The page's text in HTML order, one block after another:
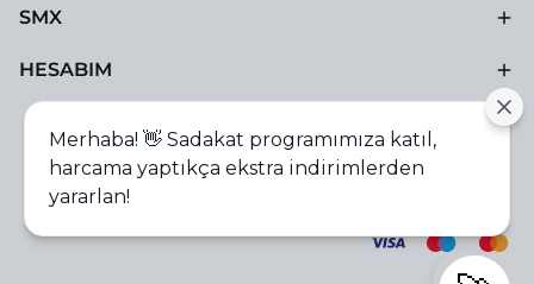
SMX
HESABIM
Merhaba! 👋 Sadakat programımıza katıl,
harcama yaptıkça ekstra indirimlerden
yararlan!